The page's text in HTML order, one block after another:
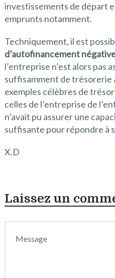
investissements de départ
emprunts notamment.
Techniquement, il est
d’autofinancement
l’entreprise n’est alors pas
suffisamment de trésorerie
exemples célèbres de
celles de l’entreprise de
n’avait pu assurer une
suffisante pour répondre à
X.D
Laissez un